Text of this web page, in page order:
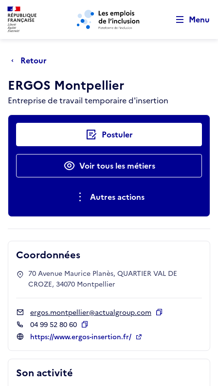
Aller au menu principal Aller au contenu principal
Menu
Retour
ERGOS Montpellier
Entreprise de travail temporaire d'insertion
Actions rapides Postuler
Voir tous les métiers
Autres actions
Son activité
Coordonnées
70 Avenue Maurice Planès, QUARTIER VAL DE
CROZE, 34070 Montpellier
ergos.montpellier@actualgroup.com
04 99 52 80 60
Copier
https://www.ergos-insertion.fr/
Retour au début de la page
Panneau de gestion des cookies